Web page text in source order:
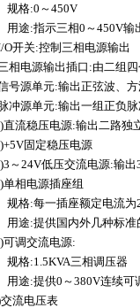
:0～450V
示三相0～450V输
关:控制三相电源输出
电源输出插口:由二组四
源单元:输出正弦波、方
源单元:输出一组正负脉
稳压电源:输出二路独立
固定稳压电源
24V低压交流电源:输出3
相电源插座组
一插座额定电流为
供国内外几种标准的
调交流电源:
三相调压器
供0～380V连续可调的
电压表